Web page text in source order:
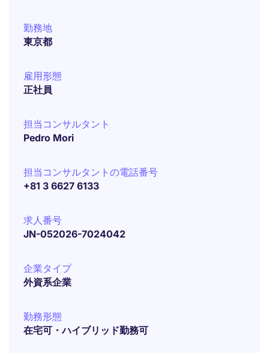
勤務地
東京都
雇用形態
正社員
担当コンサルタント
Pedro Mori
担当コンサルタントの電話番号
+81 3 6627 6133
求人番号
JN-052026-7024042
企業タイプ
外資系企業
勤務形態
在宅可・ハイブリッド勤務可